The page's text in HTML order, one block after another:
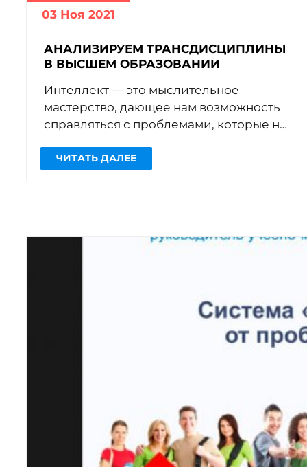
03 Ноя 2021
АНАЛИЗИРУЕМ ТРАНСДИСЦИПЛИНЫ
В ВЫСШЕМ ОБРАЗОВАНИИ
Интеллект — это мыслительное
мастерство, дающее нам возможность
справляться с проблемами, которые не
учителям. Чему нужно учить людей, […]